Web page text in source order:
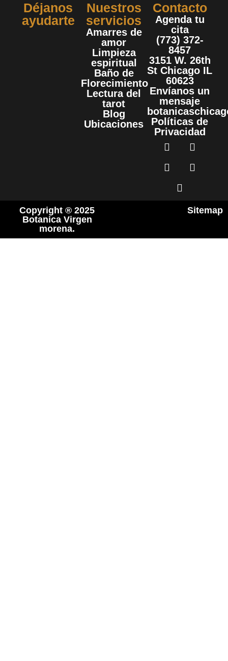
Déjanos
ayudarte
Nuestros
servicios
Amarres de
amor
Limpieza
espiritual
Baño de
Florecimiento
Lectura del
tarot
Blog
Ubicaciones
Contacto
Agenda tu
cita
(773) 372-
8457
3151 W. 26th
St Chicago IL
60623
Envíanos un
mensaje
Políticas de
Privacidad
Copyright ® 2025
Botanica Virgen
morena.
Sitemap